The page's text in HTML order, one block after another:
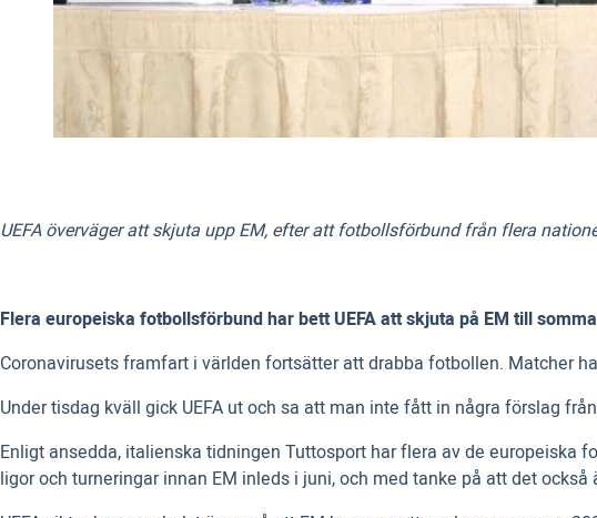
UEFA överväger att skjuta upp EM, efter att fotbollsförbund från flera
Flera europeiska fotbollsförbund har bett UEFA att skjuta på EM till
Coronavirusets framfart i världen fortsätter att drabba fotbollen. Matcher
Under tisdag kväll gick UEFA ut och sa att man inte fått in några förslag
Enligt ansedda, italienska tidningen Tuttosport har flera av de europeiska
ligor och turneringar innan EM inleds i juni, och med tanke på att det